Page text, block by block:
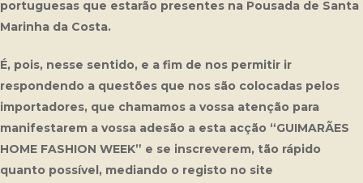
portuguesas que estarão presentes na Pousada de Santa
Marinha da Costa.
É, pois, nesse sentido, e a fim de nos permitir ir
respondendo a questões que nos são colocadas pelos
importadores, que chamamos a vossa atenção para
manifestarem a vossa adesão a esta acção “GUIMARÃES
HOME FASHION WEEK” e se inscreverem, tão rápido
quanto possível, mediando o registo no site